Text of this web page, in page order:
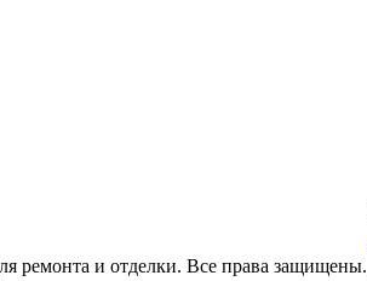
ремонта и отделки. Все права защищены.